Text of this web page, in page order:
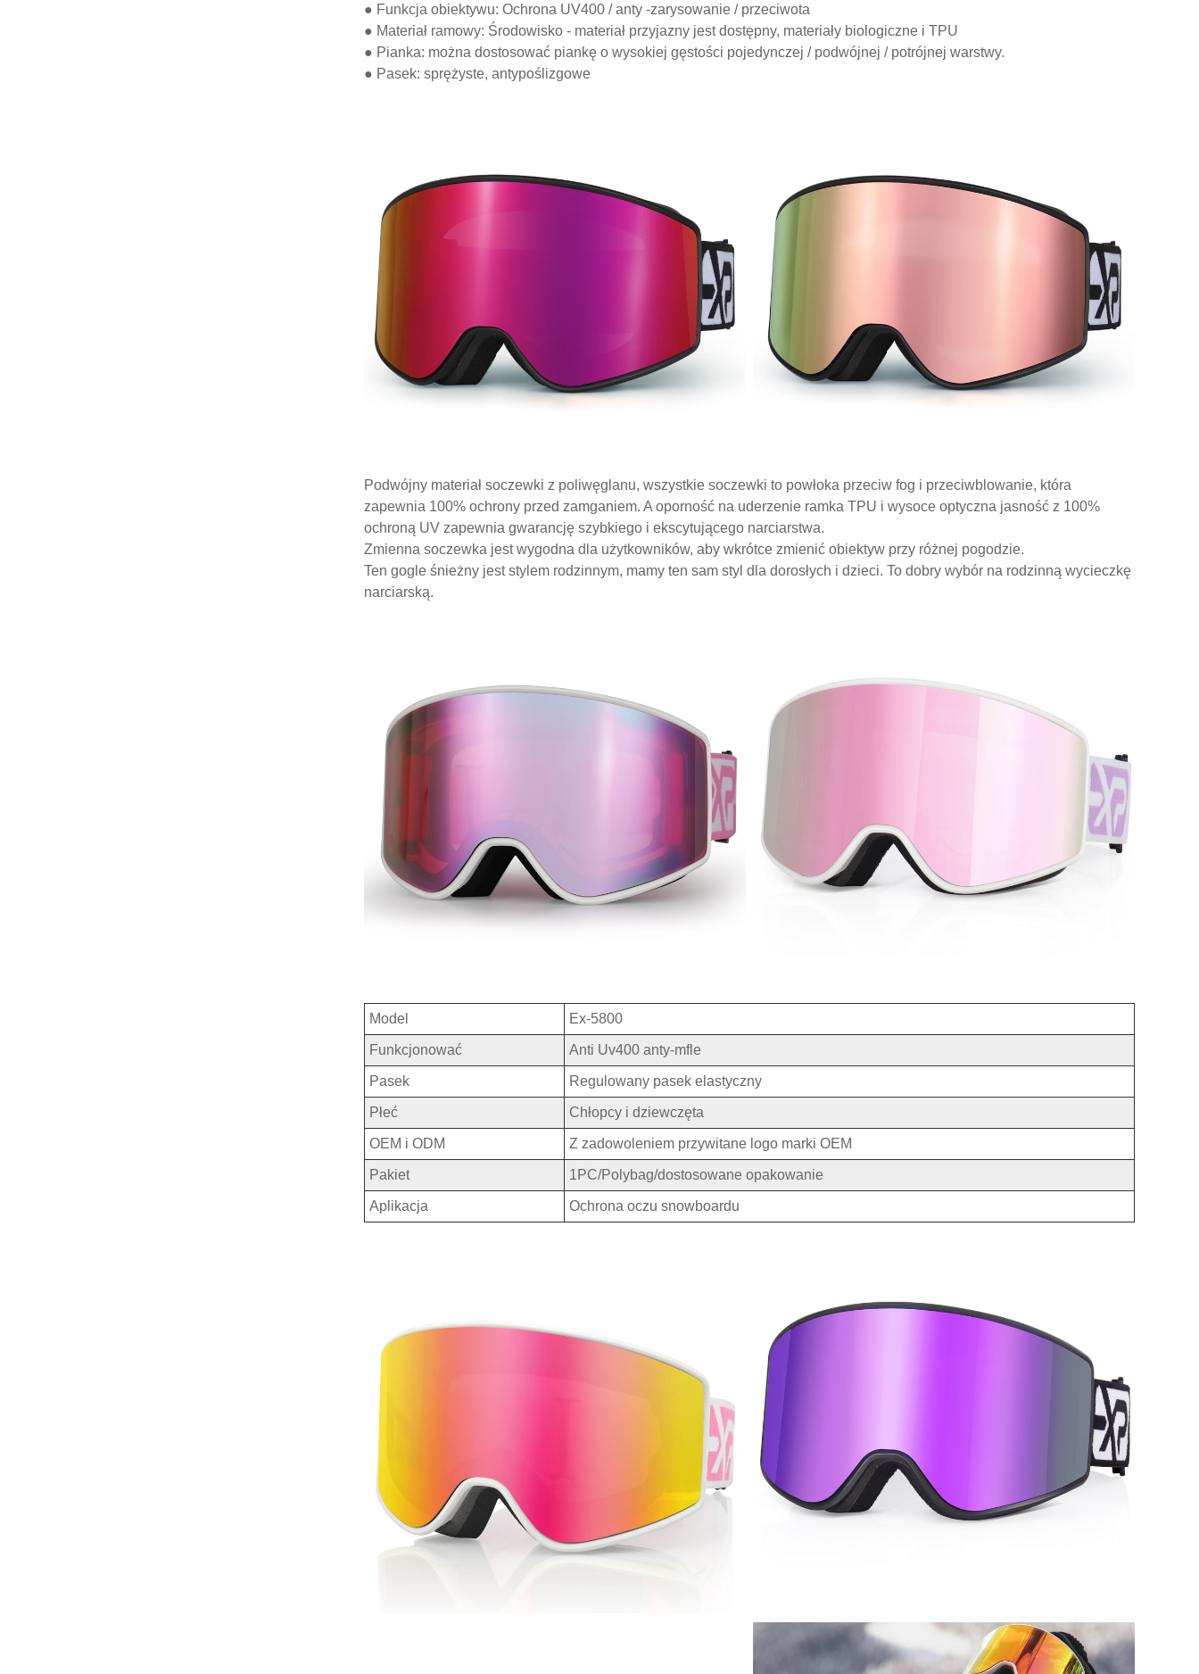
● Funkcja obiektywu: Ochrona UV400 / anty -zarysowanie / przeciwota
● Materiał ramowy: Środowisko - materiał przyjazny jest dostępny, materiały biologiczne i TPU
● Pianka: można dostosować piankę o wysokiej gęstości pojedynczej / podwójnej / potrójnej warstwy.
● Pasek: sprężyste, antypoślizgowe
Podwójny materiał soczewki z poliwęglanu, wszystkie soczewki to powłoka przeciw fog i przeciwblowanie, która
zapewnia 100% ochrony przed zamganiem. A oporność na uderzenie ramka TPU i wysoce optyczna jasność z 100%
ochroną UV zapewnia gwarancję szybkiego i ekscytującego narciarstwa.
Zmienna soczewka jest wygodna dla użytkowników, aby wkrótce zmienić obiektyw przy różnej pogodzie.
Ten gogle śnieżny jest stylem rodzinnym, mamy ten sam styl dla dorosłych i dzieci. To dobry wybór na rodzinną wycieczkę
narciarską.
Model Ex-5800
Funkcjonować Anti Uv400 anty-mfle
Pasek Regulowany pasek elastyczny
Płeć Chłopcy i dziewczęta
OEM i ODM Z zadowoleniem przywitane logo marki OEM
Pakiet 1PC/Polybag/dostosowane opakowanie
Aplikacja Ochrona oczu snowboardu